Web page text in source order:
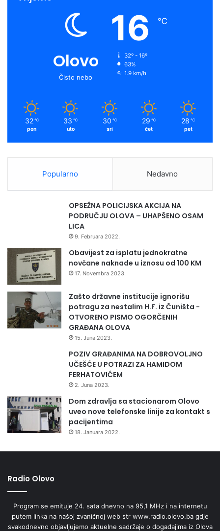
Olovo
Čisto nebo
16 ℃
32º - 16º
63%
1.9 km/h
32 ℃
pon
33 ℃
uto
30 ℃
sri
29 ℃
čet
28 ℃
pet
Popularno Nedavno
OPSEŽNA POLICIJSKA AKCIJA NA
PODRUČJU OLOVA – UHAPŠENO OSAM
LICA
9. Februara 2022.
Obavijest za isplatu jednokratne
novčane naknade u iznosu od 100 KM
17. Novembra 2023.
Zašto državne institucije ignorišu
potragu za nestalim H.F. iz Čuništa -
OTVORENO PISMO OGORČENIH
GRAĐANA OLOVA
15. Juna 2023.
POZIV GRAĐANIMA NA DOBROVOLJNO
UČEŠĆE U POTRAZI ZA HAMIDOM
FERHATOVIĆEM
2. Juna 2023.
Dom zdravlja sa stacionarom Olovo
uveo nove telefonske linije za kontakt s
pacijentima
18. Januara 2022.
Radio Olovo
Program se emituje 24. sata dnevno na 95,1 MHz i na internetu
putem linka na našoj zvaničnoj web str www.radio.olovo.ba gdje
svakodnevno objavljujemo aktuelne sadržaje o događajima iz Olova